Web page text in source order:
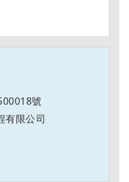
號
有限公司